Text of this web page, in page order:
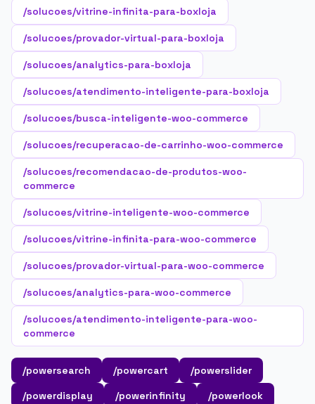
/solucoes/vitrine-infinita-para-boxloja
/solucoes/provador-virtual-para-boxloja
/solucoes/analytics-para-boxloja
/solucoes/atendimento-inteligente-para-boxloja
/solucoes/busca-inteligente-woo-commerce
/solucoes/recuperacao-de-carrinho-woo-commerce
/solucoes/recomendacao-de-produtos-woo-
commerce
/solucoes/vitrine-inteligente-woo-commerce
/solucoes/vitrine-infinita-para-woo-commerce
/solucoes/provador-virtual-para-woo-commerce
/solucoes/analytics-para-woo-commerce
/solucoes/atendimento-inteligente-para-woo-
commerce
/powersearch /powercart
/powerslider
/powerdisplay
/powerinfinity /powerlook